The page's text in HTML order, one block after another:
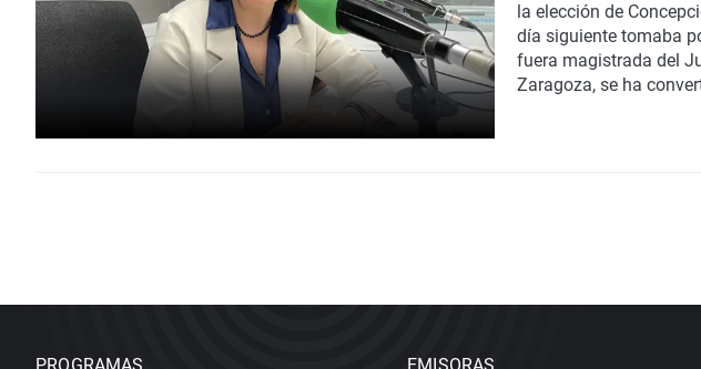
la elección de
día siguiente tomaba
fuera magistrada del
Zaragoza, se ha
PROGRAMAS EMISORAS